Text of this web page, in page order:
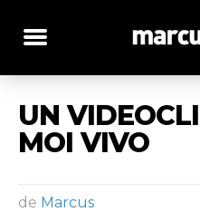
UN
MOI VIVO
de Marcus